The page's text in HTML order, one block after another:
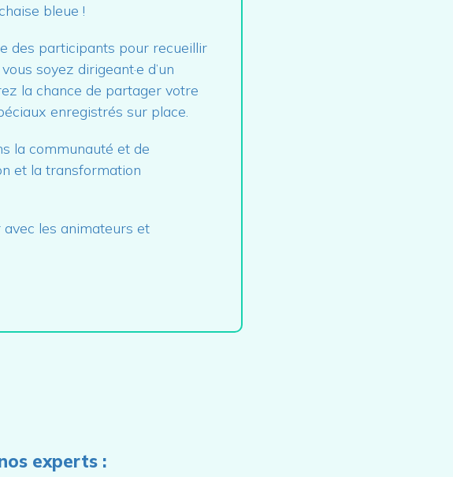
bleue !
des participants pour recueillir
soyez dirigeant·e d’un
la chance de partager votre
enregistrés sur place.
la communauté et de
et la transformation
avec les animateurs et
experts :